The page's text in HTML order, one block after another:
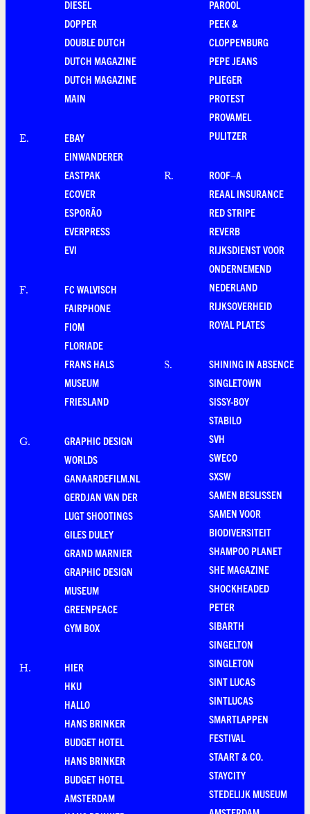
DIESEL
DOPPER
DOUBLE DUTCH
DUTCH MAGAZINE
DUTCH MAGAZINE
MAIN
E.
EBAY
EINWANDERER
EASTPAK
ECOVER
ESPORÃO
EVERPRESS
EVI
F.
FC WALVISCH
FAIRPHONE
FIOM
FLORIADE
FRANS HALS
MUSEUM
FRIESLAND
G.
GRAPHIC DESIGN
WORLDS
GANAARDEFILM.NL
GERDJAN VAN DER
LUGT SHOOTINGS
GILES DULEY
GRAND MARNIER
GRAPHIC DESIGN
MUSEUM
GREENPEACE
GYM BOX
H.
HIER
HKU
HALLO
HANS BRINKER
BUDGET HOTEL
HANS BRINKER
BUDGET HOTEL
AMSTERDAM
PAROOL
PEEK &
CLOPPENBURG
PEPE JEANS
PLIEGER
PROTEST
PROVAMEL
PULITZER
R.
ROOF–A
REAAL INSURANCE
RED STRIPE
REVERB
RIJKSDIENST VOOR
ONDERNEMEND
NEDERLAND
RIJKSOVERHEID
ROYAL PLATES
S.
SHINING IN ABSENCE
SINGLETOWN
SISSY-BOY
STABILO
SVH
SWECO
SXSW
SAMEN BESLISSEN
SAMEN VOOR
BIODIVERSITEIT
SHAMPOO PLANET
SHE MAGAZINE
SHOCKHEADED
PETER
SIBARTH
SINGELTON
SINGLETON
SINT LUCAS
SINTLUCAS
SMARTLAPPEN
FESTIVAL
STAART & CO.
STAYCITY
STEDELIJK MUSEUM